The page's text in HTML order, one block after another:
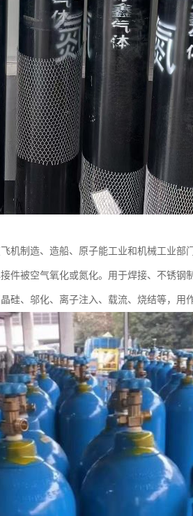
机制造、造船、原子能工业和机械工业部
件被空气氧化或氮化。用于焊接、不锈钢
硅、邬化、离子注入、载流、烧结等，用